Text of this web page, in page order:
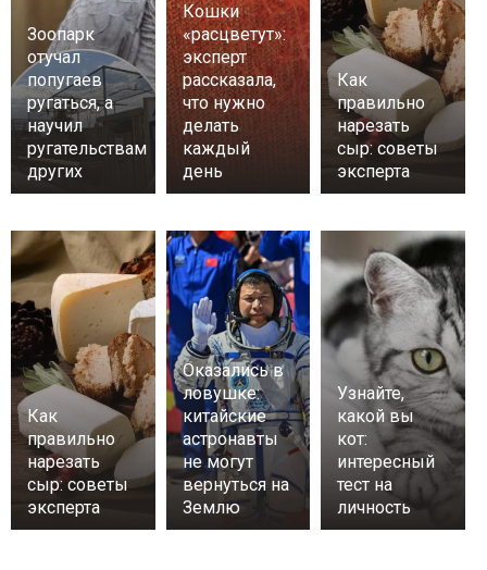
Зоопарк
отучал
попугаев
ругаться, а
научил
ругательствам
других
Кошки
«расцветут»:
эксперт
рассказала,
что нужно
делать
каждый
день
Как
правильно
нарезать
сыр: советы
эксперта
Как
правильно
нарезать
сыр: советы
эксперта
Оказались в
ловушке:
китайские
астронавты
не могут
вернуться на
Землю
Узнайте,
какой вы
кот:
интересный
тест на
личность